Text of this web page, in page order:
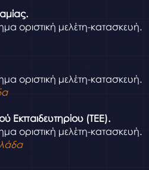
οριστική μελέτη-κατασκευή.
οριστική μελέτη-κατασκευή.
Εκπαιδευτηρίου (ΤΕΕ).
οριστική μελέτη-κατασκευή.